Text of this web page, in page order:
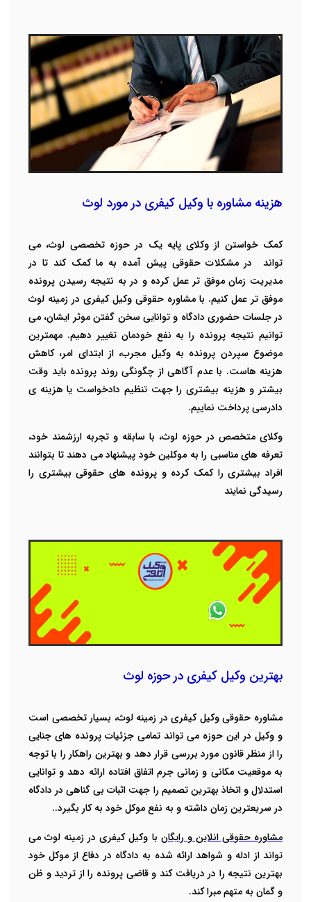
هزینه مشاوره با وکیل کیفری در مورد لوث
کمک خواستن از وکلای پایه یک در حوزه تخصصی لوث، می
تواند در مشکلات حقوقی پیش آمده به ما کمک کند تا در
مدیریت زمان موفق تر عمل کرده و در به نتیجه رسیدن پرونده
موفق تر عمل کنیم. با مشاوره حقوقی وکیل کیفری در زمینه لوث
در جلسات حضوری دادگاه و توانایی سخن گفتن موثر ایشان، می
توانیم نتیجه پرونده را به نفع خودمان تغییر دهیم. مهمترین
موضوع سپردن پرونده به وکیل مجرب، از ابتدای امر، کاهش
هزینه هاست. با عدم آگاهی از چگونگی روند پرونده باید وقت
بیشتر و هزینه بیشتری را جهت تنظیم دادخواست یا هزینه ی
دادرسی پرداخت نماییم.
وکلای متخصص در حوزه لوث، با سابقه و تجربه ارزشمند خود،
تعرفه های مناسبی را به موکلین خود پیشنهاد می دهند تا بتوانند
افراد بیشتری را کمک کرده و پرونده های حقوقی بیشتری را
رسیدگی نمایند
بهترین وکیل کیفری در حوزه لوث
مشاوره حقوقی وکیل کیفری در زمینه لوث، بسیار تخصصی است
و وکیل در این حوزه می تواند تمامی جزئیات پرونده های جنایی
را از منظر قانون مورد بررسی قرار دهد و بهترین راهکار را با توجه
به موقعیت مکانی و زمانی جرم اتفاق افتاده ارائه دهد و توانایی
استدلال و اتخاذ بهترین تصمیم را جهت اثبات بی گناهی در دادگاه
در سریعترین زمان داشته و به نفع موکل خود به کار بگیرد..
مشاوره حقوقی انلاین و رایگان با وکیل کیفری در زمینه لوث می
تواند از ادله و شواهد ارائه شده به دادگاه در دفاع از موکل خود
بهترین نتیجه را در دریافت کند و قاضی پرونده را از تردید و ظن
و گمان به متهم مبرا کند.